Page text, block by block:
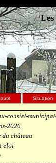
Situation
consiel-
2026
du château
eloi